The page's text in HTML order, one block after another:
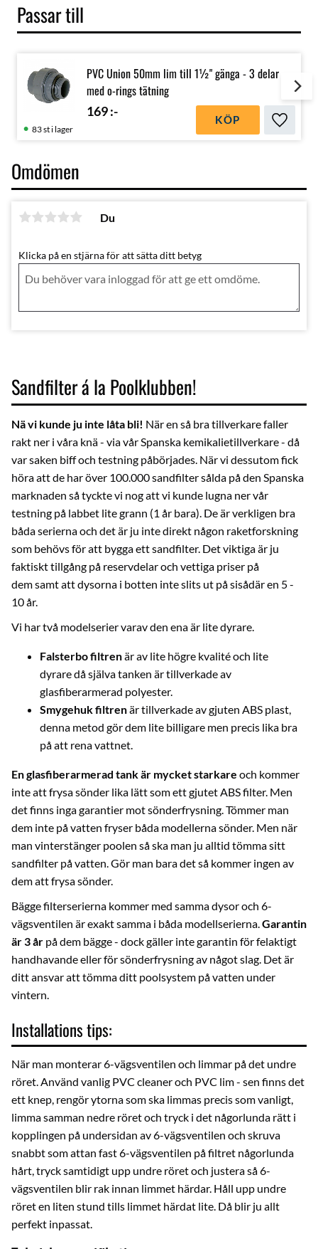
Passar till
PVC Union 50mm lim till 1½" gänga - 3 delar
med o-rings tätning
169:-
Lägg
83 st i lager
KÖP
Sandfilter á la Poolklubben!
Nä vi kunde ju inte låta bli! När en så bra tillverkare faller
rakt ner i våra knä - via vår Spanska kemikalietillverkare - då
var saken biff och testning påbörjades. När vi dessutom fick
höra att de har över 100.000 sandfilter sålda på den Spanska
marknaden så tyckte vi nog att vi kunde lugna ner vår
testning på labbet lite grann (1 år bara). De är verkligen bra
båda serierna och det är ju inte direkt någon raketforskning
som behövs för att bygga ett sandfilter. Det viktiga är ju
faktiskt tillgång på reservdelar och vettiga priser på
dem samt att dysorna i botten inte slits ut på sisådär en 5 -
10 år.
Vi har två modelserier varav den ena är lite dyrare.
Falsterbo filtrenär av lite högre kvalité och lite
dyrare då själva tanken är tillverkade av
glasfiberarmerad polyester.
Smygehuk filtrenär tillverkade av gjuten ABS plast,
denna metod gör dem lite billigare men precis lika bra
på att rena vattnet.
En glasfiberarmerad tank är mycket starkare och kommer
inte att frysa sönder lika lätt som ett gjutet ABS filter. Men
det finns inga garantier mot sönderfrysning. Tömmer man
dem inte på vatten fryser båda modellerna sönder. Men när
man vinterstänger poolen så ska man ju alltid tömma sitt
sandfilter på vatten. Gör man bara det så kommer ingen av
dem att frysa sönder.
Bägge filterserierna kommer med samma dysor och 6-
vägsventilen är exakt samma i båda modellserierna. Garantin
är 3 år på dem bägge - dock gäller inte garantin för felaktigt
handhavande eller för sönderfrysning av något slag. Det är
ditt ansvar att tömma ditt poolsystem på vatten under
vintern.
Installations tips:
När man monterar 6-vägsventilen och limmar på det undre
röret. Använd vanlig PVC cleaneroch PVC lim- sen finns det
ett knep, rengör ytorna som ska limmas precis som vanligt,
limma samman nedre röret och tryck i det någorlunda rätt i
kopplingen på undersidan av 6-vägsventilen och skruva
snabbt som attan fast 6-vägsventilen på filtret någorlunda
hårt, tryck samtidigt upp undre röret och justera så 6-
vägsventilen blir rak innan limmet härdar. Håll upp undre
röret en liten stund tills limmet härdat lite. Då blir ju allt
perfekt inpassat.
Omdömen
Du
Klicka på en stjärna för att sätta ditt betyg